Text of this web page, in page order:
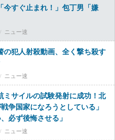
今すぐ止まれ！」包丁男「嫌
ニュー速
の犯人射殺動画、全く撃ち殺す
ニュー速
ミサイルの試験発射に成功！北
争国家になろうとしている」
必ず後悔させる」
ニュー速